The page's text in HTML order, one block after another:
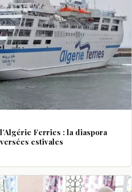
Ferries : la diaspora
estivales